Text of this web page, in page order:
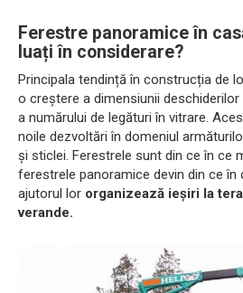
Ferestre panoramice în
luați în considerare?
Principala tendință în construcția de
o creștere a dimensiunii
a numărului de legături în vitrare.
noile dezvoltări în domeniul
și sticlei. Ferestrele sunt din ce în ce
ferestrele panoramice devin din ce în
ajutorul lor organizează ieșiri la
verande.